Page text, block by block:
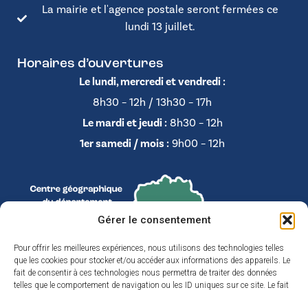
Gérer le consentement
Pour offrir les meilleures expériences, nous utilisons des technologies telles
que les cookies pour stocker et/ou accéder aux informations des appareils. Le
fait de consentir à ces technologies nous permettra de traiter des données
telles que le comportement de navigation ou les ID uniques sur ce site. Le fait
La mairie et l'agence postale seront fermées ce
lundi 13 juillet.
Horaires d’ouvertures
Le lundi, mercredi et vendredi :
8h30 – 12h / 13h30 – 17h
Le mardi et jeudi :8h30 – 12h
1er samedi / mois : 9h00 – 12h